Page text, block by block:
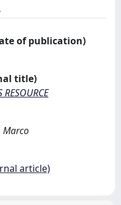
of publication)
title)
RESOURCE
Marco
article)